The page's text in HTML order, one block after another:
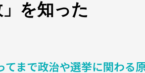
」を知った
てまで政治や選挙に関わる